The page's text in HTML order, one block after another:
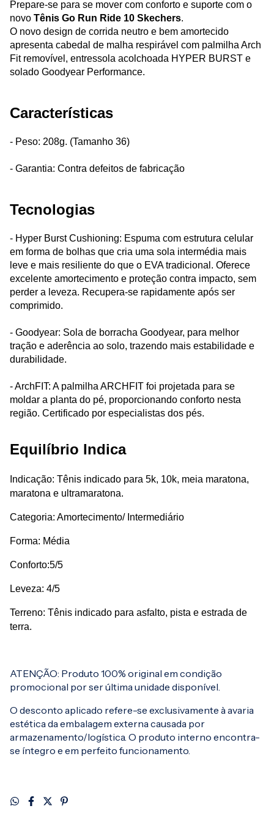
Prepare-se para se mover com conforto e suporte com o
novo Tênis Go Run Ride 10 Skechers.
O novo design de corrida neutro e bem amortecido
apresenta cabedal de malha respirável com palmilha Arch
Fit removível, entressola acolchoada HYPER BURST e
solado Goodyear Performance.
Características
- Peso: 208g. (Tamanho 36)
- Garantia: Contra defeitos de fabricação
Tecnologias
- Hyper Burst Cushioning: Espuma com estrutura celular
em forma de bolhas que cria uma sola intermédia mais
leve e mais resiliente do que o EVA tradicional. Oferece
excelente amortecimento e proteção contra impacto, sem
perder a leveza. Recupera-se rapidamente após ser
comprimido.
- Goodyear: Sola de borracha Goodyear, para melhor
tração e aderência ao solo, trazendo mais estabilidade e
durabilidade.
- ArchFIT: A palmilha ARCHFIT foi projetada para se
moldar a planta do pé, proporcionando conforto nesta
região. Certificado por especialistas dos pés.
Equilíbrio Indica
Indicação: Tênis indicado para 5k, 10k, meia maratona,
maratona e ultramaratona.
Categoria: Amortecimento/ Intermediário
Forma: Média
Conforto:5/5
Leveza: 4/5
Terreno: Tênis indicado para asfalto, pista e estrada de
terra.
ATENÇÃO: Produto 100% original em condição
promocional por ser última unidade disponível.
O desconto aplicado refere-se exclusivamente à avaria
estética da embalagem externa causada por
armazenamento/logística. O produto interno encontra-
se íntegro e em perfeito funcionamento.